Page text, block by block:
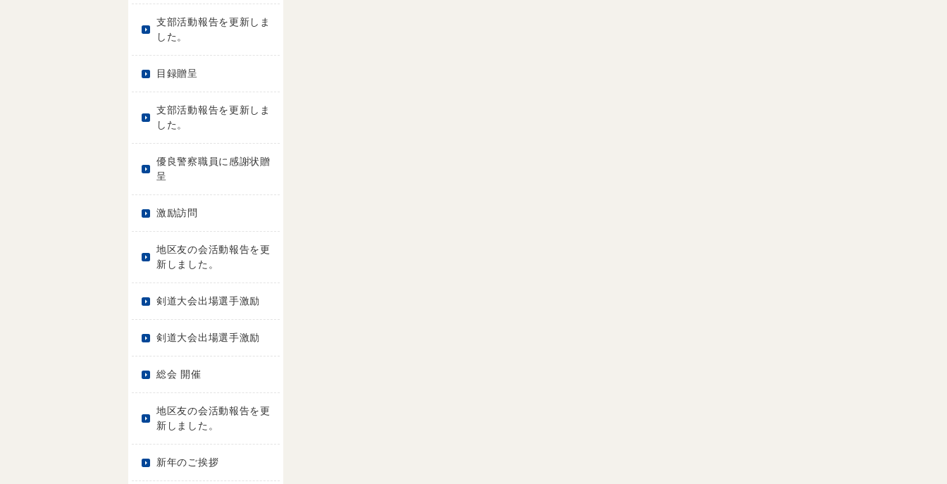
支部活動報告を更新しま
した。
目録贈呈
支部活動報告を更新しま
した。
優良警察職員に感謝状贈
呈
激励訪問
地区友の会活動報告を更
新しました。
剣道大会出場選手激励
剣道大会出場選手激励
総会 開催
地区友の会活動報告を更
新しました。
新年のご挨拶